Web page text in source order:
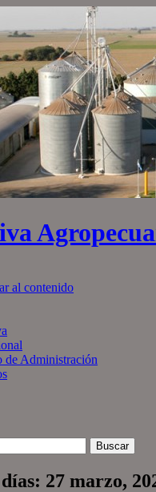
al contenido
de Administración
27 marzo,